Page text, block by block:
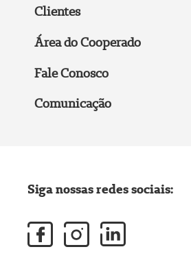
Clientes
Área do Cooperado
Fale Conosco
Comunicação
Siga nossas redes sociais: